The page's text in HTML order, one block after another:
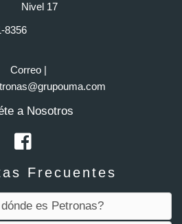
Nivel 17
8356
Correo |
a Nosotros
Frecuentes
es Petronas?